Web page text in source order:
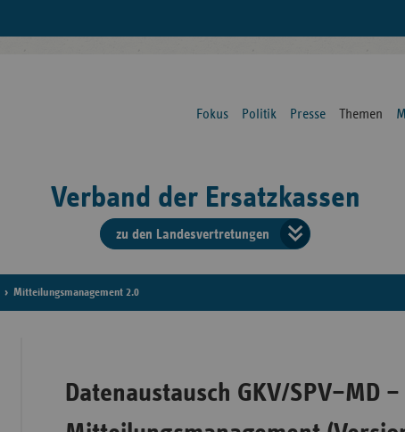
Fokus Politik Presse Themen
Verband der Ersatzkassen
zu den Landesvertretungen
der
Mitteilungsmanagement 2.0
Datenaustausch GKV/SPV–MD